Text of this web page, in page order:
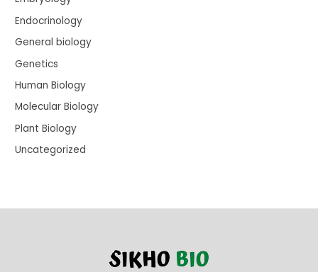
Endocrinology
General biology
Genetics
Human Biology
Molecular Biology
Plant Biology
Uncategorized